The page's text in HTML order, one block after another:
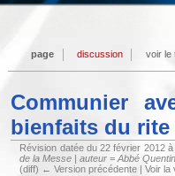
Communier
bienfaits du
Révision datée du 22 février 2012
de la Messe | auteur = Abbé
(diff) ← Version précédente | Voir
page discussion voir le